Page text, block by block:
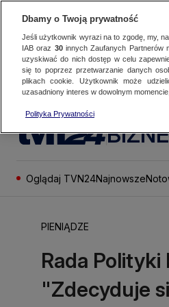
Oglądaj TVN24Najnowsze
PIENIĄDZE
Rada
"Zdecyduje
Dbamy o Twoją prywatność
Jeśli użytkownik wyrazi na to zgodę, my,
IAB oraz 30innych Zaufanych Partnerów
uzyskiwać do nich dostęp w celu
się to poprzez przetwarzanie danych
plikach cookie. Użytkownik może
uzasadniony interes w dowolnym
Polityka Prywatności